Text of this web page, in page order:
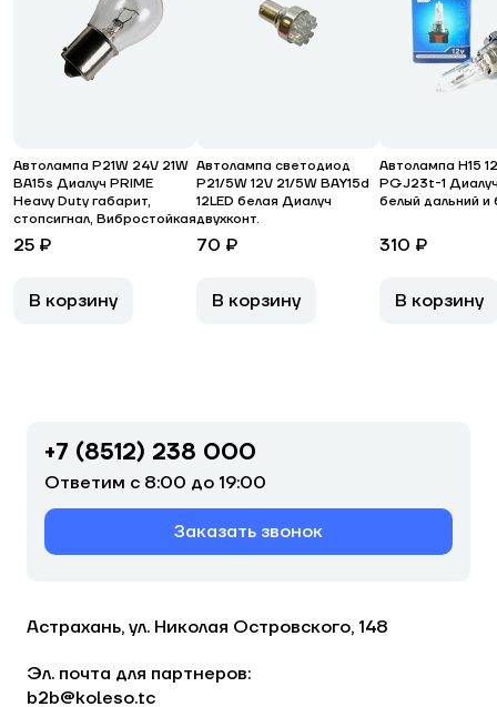
Автолампа P21W 24V 21W
BA15s Диалуч PRIME
Heavy Duty габарит,
стопсигнал, Вибростойкая
25 ₽
В корзину
Автолампа светодиод
P21/5W 12V 21/5W ВАY15d
12LED белая Диалуч
двухконт.
70 ₽
В корзину
Автолампа H15
PGJ23t-1
белый дальний и
310 ₽
В корзину
+7 (8512) 238 000
Ответим с 8:00 до 19:00
Заказать звонок
Астрахань, ул. Николая Островского, 148
Эл. почта для партнеров:
b2b@koleso.tc